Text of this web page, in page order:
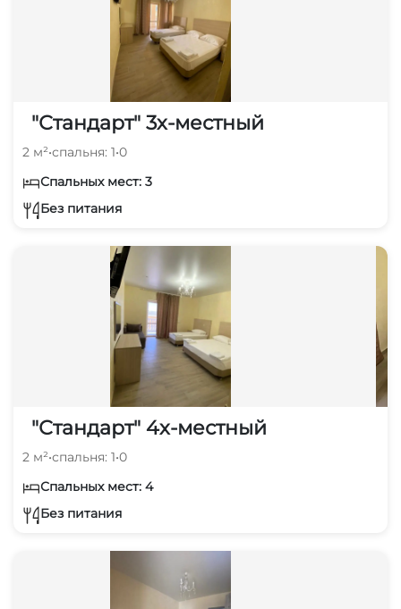
"Стандарт" 3х-местный
2 м²•спальня: 1•0
Спальных мест: 3
Без питания
"Стандарт" 4х-местный
2 м²•спальня: 1•0
Спальных мест: 4
Без питания